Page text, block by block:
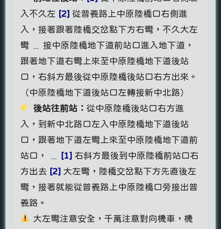
入不久左 [2] 從普義路上中原陸橋口右側進
入，接著跟著陸橋交岔點下方右彎，不久大左
彎 ﹍ 接中原陸橋地下道前站口進入地下道，
跟著地下道右彎上來至中原陸橋地下道後站
口，右斜方最後從中原陸橋後站口右方出來。
（中原陸橋地下道後站口左轉接新中北路）
後站往前站： 從中原陸橋後站口右方進
入，到新中北路口左入中原陸橋地下道後站
口，跟著地下道左彎上來至中原陸橋地下道前
站口， ﹍
[1] 右斜方最後到中原陸橋前站口右
方出去 [2] 大左彎，陸橋交岔點下方先直後左
彎，接著就能從普義路上中原陸橋口旁接出普
義路。
大左彎注意安全，千萬注意對向機車，機